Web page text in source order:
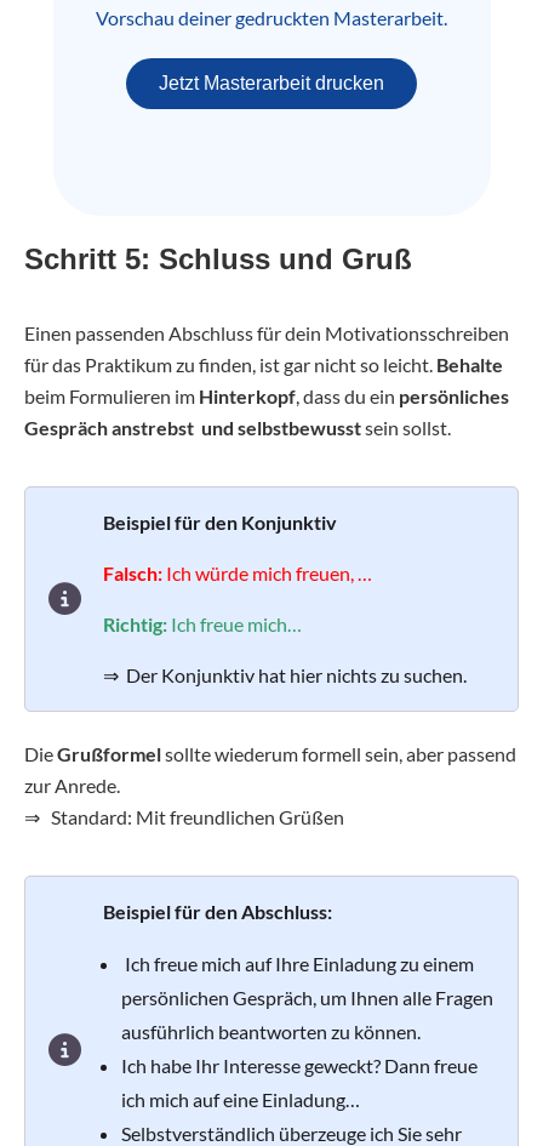
Vorschau deiner gedruckten Masterarbeit.
Jetzt Masterarbeit drucken
Schritt 5: Schluss und Gruß
Einen passenden Abschluss für dein Motivationsschreiben
für das Praktikum zu finden, ist gar nicht so leicht. Behalte
beim Formulieren im Hinterkopf, dass du ein persönliches
Gespräch anstrebst und selbstbewusstsein sollst.
Beispiel für den Konjunktiv
Falsch: Ich würde mich freuen, …
Richtig: Ich freue mich…
⇒ Der Konjunktiv hat hier nichts zu suchen.
DieGrußformelsollte wiederum formell sein, aber passend
zur Anrede.
⇒ Standard: Mit freundlichen Grüßen
Beispiel für den Abschluss:
Ich freue mich auf Ihre Einladung zu einem
persönlichen Gespräch, um Ihnen alle Fragen
ausführlich beantworten zu können.
Ich habe Ihr Interesse geweckt? Dann freue
ich mich auf eine Einladung…
Selbstverständlich überzeuge ich Sie sehr